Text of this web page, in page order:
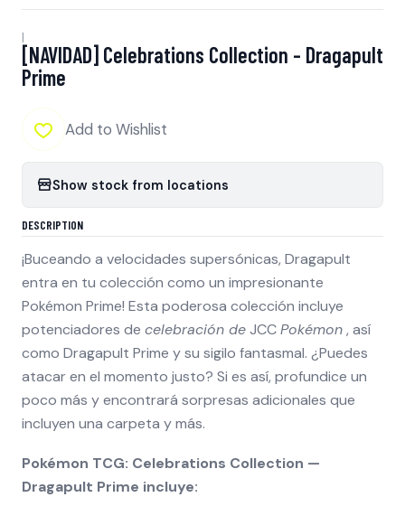
|
[NAVIDAD] Celebrations Collection - Dragapult
Prime
Add to Wishlist
Show stock from locations
DESCRIPTION
¡Buceando a velocidades supersónicas, Dragapult
entra en tu colección como un impresionante
Pokémon Prime! Esta poderosa colección incluye
potenciadores de celebración deJCCPokémon, así
como Dragapult Prime y su sigilo fantasmal. ¿Puedes
atacar en el momento justo? Si es así, profundice un
poco más y encontrará sorpresas adicionales que
incluyen una carpeta y más.
Pokémon TCG: Celebrations Collection —
Dragapult Prime incluye: